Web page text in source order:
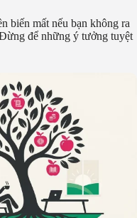
biến mất nếu bạn không ra
để những ý tưởng tuyệt